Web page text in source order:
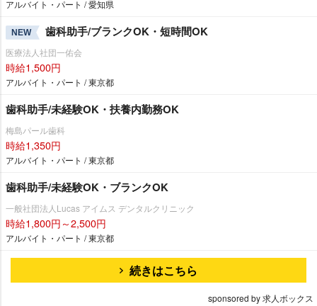
アルバイト・パート / 愛知県
NEW 歯科助手/ブランクOK・短時間OK
医療法人社団一佑会
時給1,500円
アルバイト・パート / 東京都
歯科助手/未経験OK・扶養内勤務OK
梅島パール歯科
時給1,350円
アルバイト・パート / 東京都
歯科助手/未経験OK・ブランクOK
一般社団法人Lucas アイムス デンタルクリニック
時給1,800円～2,500円
アルバイト・パート / 東京都
続きはこちら
sponsored by 求人ボックス